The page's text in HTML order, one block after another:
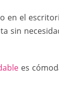
en el
sin
es